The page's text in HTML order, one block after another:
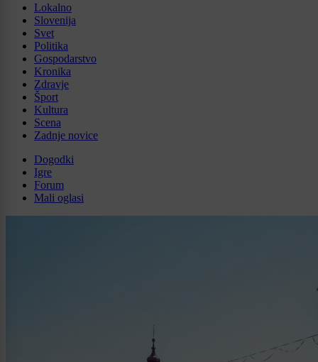
Lokalno
Slovenija
Svet
Politika
Gospodarstvo
Kronika
Zdravje
Šport
Kultura
Scena
Zadnje novice
Dogodki
Igre
Forum
Mali oglasi